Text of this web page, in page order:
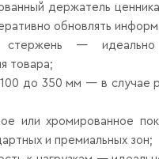
держатель
обновлять
стержень — идеально
товара;
до 350 мм — в случае
или хромированное
и премиальных зон;